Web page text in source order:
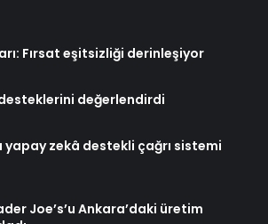
Fırsat eşitsizliği derinleşiyor
değerlendirdi
yapay zekâ destekli çağrı sistemi
Joe’s’u Ankara’daki üretim